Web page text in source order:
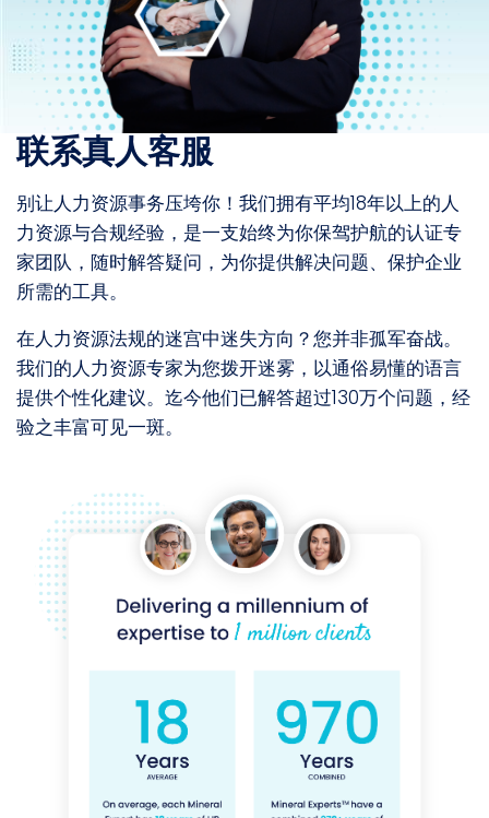
联系真人客服
别让人力资源事务压垮你！我们拥有平均18年以上的人
力资源与合规经验，是一支始终为你保驾护航的认证专
家团队，随时解答疑问，为你提供解决问题、保护企业
所需的工具。
在人力资源法规的迷宫中迷失方向？您并非孤军奋战。
我们的人力资源专家为您拨开迷雾，以通俗易懂的语言
提供个性化建议。迄今他们已解答超过130万个问题，经
验之丰富可见一斑。